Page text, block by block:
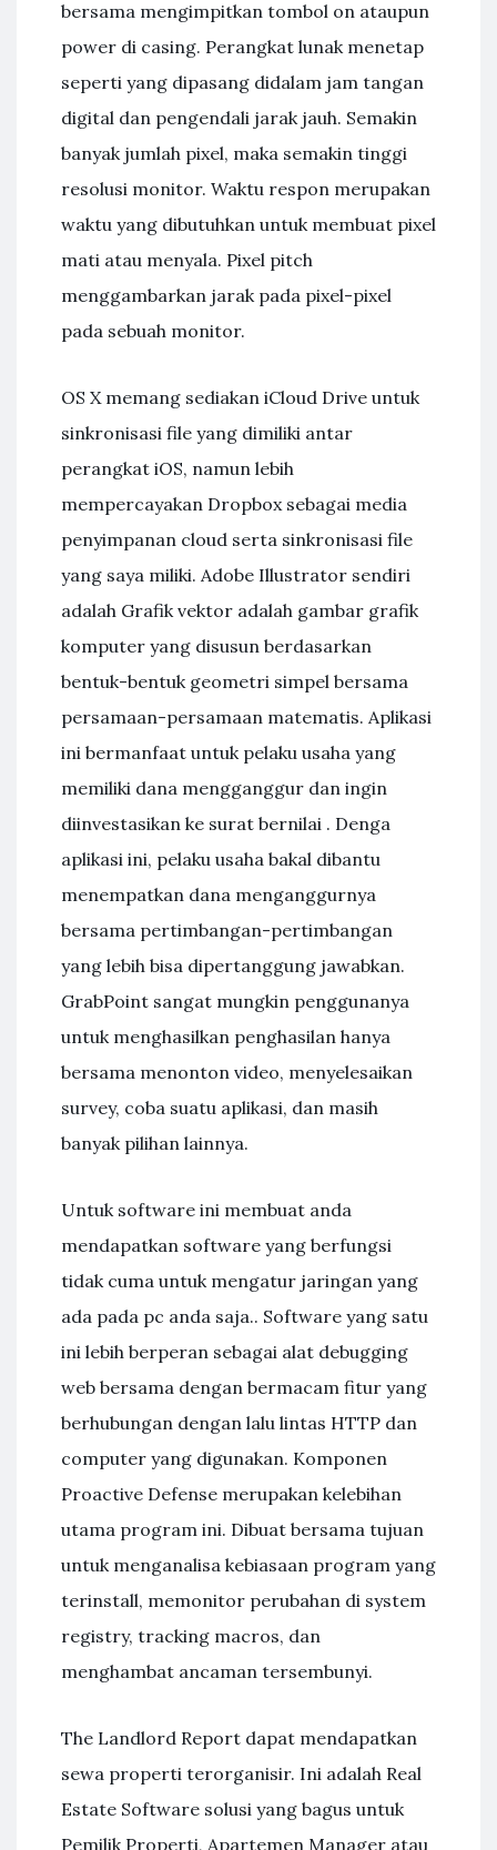
bersama mengimpitkan tombol on ataupun
power di casing. Perangkat lunak menetap
seperti yang dipasang didalam jam tangan
digital dan pengendali jarak jauh. Semakin
banyak jumlah pixel, maka semakin tinggi
resolusi monitor. Waktu respon merupakan
waktu yang dibutuhkan untuk membuat pixel
mati atau menyala. Pixel pitch
menggambarkan jarak pada pixel-pixel
pada sebuah monitor.
OS X memang sediakan iCloud Drive untuk
sinkronisasi file yang dimiliki antar
perangkat iOS, namun lebih
mempercayakan Dropbox sebagai media
penyimpanan cloud serta sinkronisasi file
yang saya miliki. Adobe Illustrator sendiri
adalah Grafik vektor adalah gambar grafik
komputer yang disusun berdasarkan
bentuk-bentuk geometri simpel bersama
persamaan-persamaan matematis. Aplikasi
ini bermanfaat untuk pelaku usaha yang
memiliki dana mengganggur dan ingin
diinvestasikan ke surat bernilai . Denga
aplikasi ini, pelaku usaha bakal dibantu
menempatkan dana menganggurnya
bersama pertimbangan-pertimbangan
yang lebih bisa dipertanggung jawabkan.
GrabPoint sangat mungkin penggunanya
untuk menghasilkan penghasilan hanya
bersama menonton video, menyelesaikan
survey, coba suatu aplikasi, dan masih
banyak pilihan lainnya.
Untuk software ini membuat anda
mendapatkan software yang berfungsi
tidak cuma untuk mengatur jaringan yang
ada pada pc anda saja.. Software yang satu
ini lebih berperan sebagai alat debugging
web bersama dengan bermacam fitur yang
berhubungan dengan lalu lintas HTTP dan
computer yang digunakan. Komponen
Proactive Defense merupakan kelebihan
utama program ini. Dibuat bersama tujuan
untuk menganalisa kebiasaan program yang
terinstall, memonitor perubahan di system
registry, tracking macros, dan
menghambat ancaman tersembunyi.
The Landlord Report dapat mendapatkan
sewa properti terorganisir. Ini adalah Real
Estate Software solusi yang bagus untuk
Pemilik Properti, Apartemen Manager atau